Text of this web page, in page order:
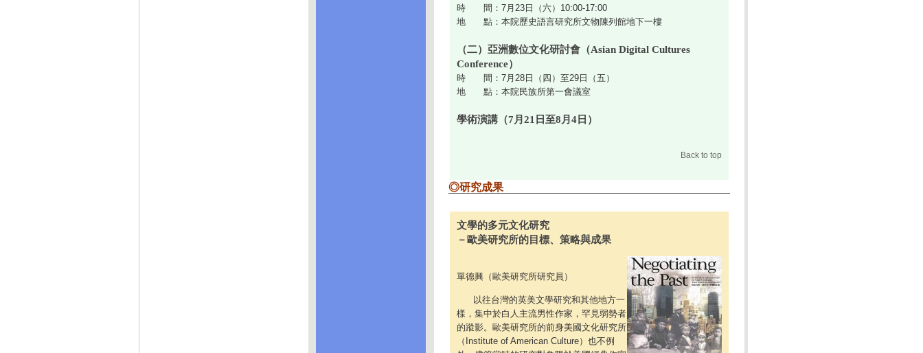
時 間：7月23日（六）10:00-17:00
地 點：本院歷史語言研究所文物陳列館地下一樓
（二）亞洲數位文化研討會（Asian Digital Cultures
Conference）
時 間：7月28日（四）至29日（五）
地 點：本院民族所第一會議室
學術演講（7月21日至8月4日）
Back to top
◎研究成果
文學的多元文化研究
－歐美研究所的目標、策略與成果
單德興（歐美研究所研究員）
以往台灣的英美文學研究和其他地方一
樣，集中於白人主流男性作家，罕見弱勢者
的蹤影。歐美研究所的前身美國文化研究所
（Institute of American Culture）也不例